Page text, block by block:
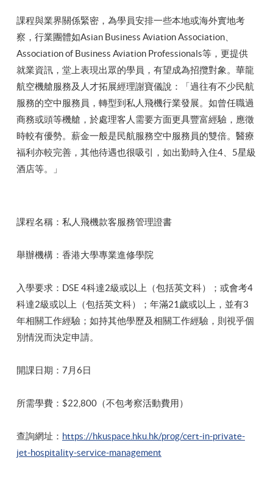
課程與業界關係緊密，為學員安排一些本地或海外實地考
察，行業團體如Asian Business Aviation Association、
Association of Business Aviation Professionals等，更提供
就業資訊，堂上表現出眾的學員，有望成為招攬對象。華龍
航空機艙服務及人才拓展經理謝寶儀說：「過往有不少民航
服務的空中服務員，轉型到私人飛機行業發展。如曾任職過
商務或頭等機艙，於處理客人需要方面更具豐富經驗，應徵
時較有優勢。薪金一般是民航服務空中服務員的雙倍。醫療
福利亦較完善，其他待遇也很吸引，如出勤時入住4、5星級
酒店等。」
課程名稱：私人飛機款客服務管理證書
舉辦機構：香港大學專業進修學院
入學要求：DSE 4科達2級或以上（包括英文科）；或會考4
科達2級或以上（包括英文科）；年滿21歲或以上，並有3
年相關工作經驗；如持其他學歷及相關工作經驗，則視乎個
別情況而決定申請。
開課日期：7月6日
所需學費：$22,800（不包考察活動費用）
查詢網址： https://hkuspace.hku.hk/prog/cert-in-private-
jet-hospitality-service-management